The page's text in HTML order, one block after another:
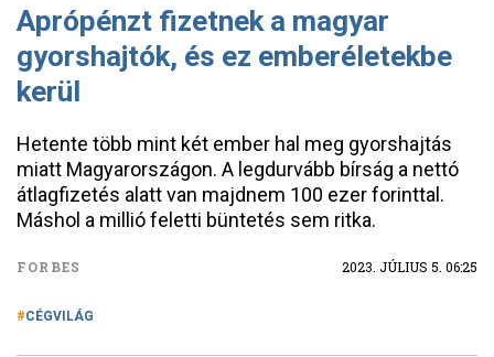
Aprópénzt fizetnek a magyar
gyorshajtók, és ez emberéletekbe
kerül
Hetente több mint két ember hal meg gyorshajtás
miatt Magyarországon. A legdurvább bírság a nettó
átlagfizetés alatt van majdnem 100 ezer forinttal.
Máshol a millió feletti büntetés sem ritka.
FORBES 2023. JÚLIUS 5. 06:25
CÉGVILÁG